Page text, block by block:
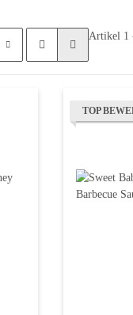
Artikel 1
TOP